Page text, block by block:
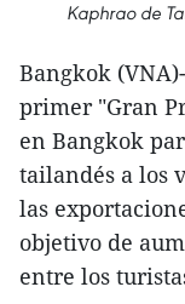
Kaphrao de
Bangkok
primer "Gran
en Bangkok
tailandés a los
las
objetivo de
entre los